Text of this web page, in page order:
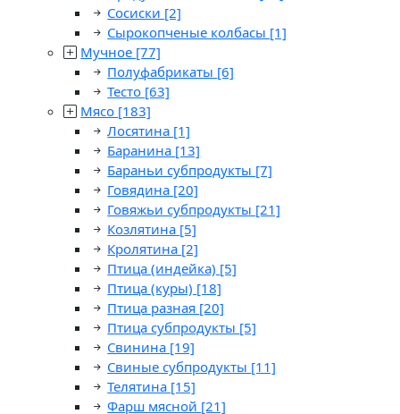
Сосиски [2]
Сырокопченые колбасы [1]
Мучное [77]
Полуфабрикаты [6]
Тесто [63]
Мясо [183]
Лосятина [1]
Баранина [13]
Бараньи субпродукты [7]
Говядина [20]
Говяжьи субпродукты [21]
Козлятина [5]
Кролятина [2]
Птица (индейка) [5]
Птица (куры) [18]
Птица разная [20]
Птица субпродукты [5]
Свинина [19]
Свиные субпродукты [11]
Телятина [15]
Фарш мясной [21]